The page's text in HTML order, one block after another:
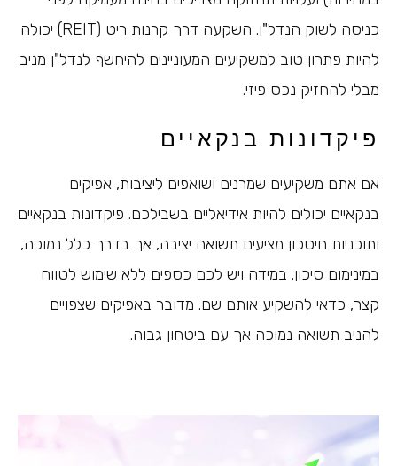
כניסה לשוק הנדל"ן. השקעה דרך קרנות ריט (REIT) יכולה
להיות פתרון טוב למשקיעים המעוניינים להיחשף לנדל"ן מניב
מבלי להחזיק נכס פיזי.
פיקדונות בנקאיים
אם אתם משקיעים שמרנים ושואפים ליציבות, אפיקים
בנקאיים יכולים להיות אידיאליים בשבילכם. פיקדונות בנקאיים
ותוכניות חיסכון מציעים תשואה יציבה, אך בדרך כלל נמוכה,
במינימום סיכון. במידה ויש לכם כספים ללא שימוש לטווח
קצר, כדאי להשקיע אותם שם. מדובר באפיקים שצפויים
להניב תשואה נמוכה אך עם ביטחון גבוה.